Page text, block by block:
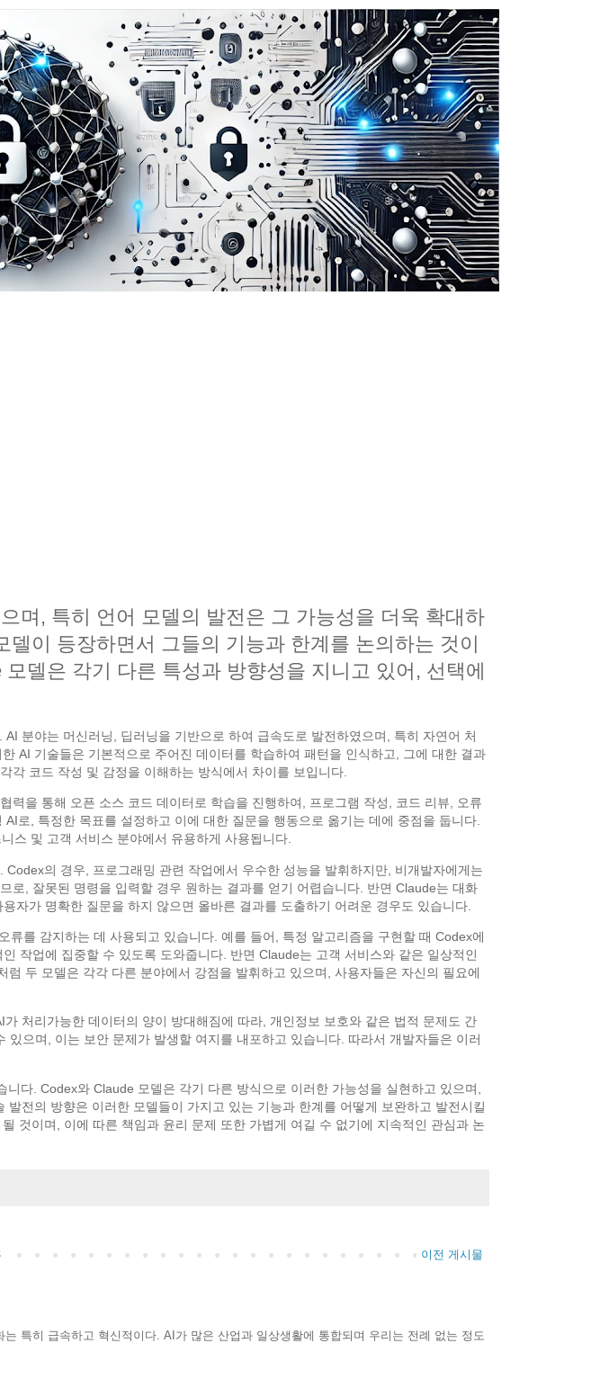
며, 특히 언어 모델의 발전은 그 가능성을 더욱 확대하
이 등장하면서 그들의 기능과 한계를 논의하는 것이
델은 각기 다른 특성과 방향성을 지니고 있어, 선택에
분야는 머신러닝, 딥러닝을 기반으로 하여 급속도로 발전하였으며, 특히 자연어 처
AI 기술들은 기본적으로 주어진 데이터를 학습하여 패턴을 인식하고, 그에 대한 결과
코드 작성 및 감정을 이해하는 방식에서 차이를 보입니다.
을 통해 오픈 소스 코드 데이터로 학습을 진행하여, 프로그램 작성, 코드 리뷰, 오류
로, 특정한 목표를 설정하고 이에 대한 질문을 행동으로 옮기는 데에 중점을 둡니다.
스 및 고객 서비스 분야에서 유용하게 사용됩니다.
의 경우, 프로그래밍 관련 작업에서 우수한 성능을 발휘하지만, 비개발자에게는
, 잘못된 명령을 입력할 경우 원하는 결과를 얻기 어렵습니다. 반면 Claude는 대화
자가 명확한 질문을 하지 않으면 올바른 결과를 도출하기 어려운 경우도 있습니다.
를 감지하는 데 사용되고 있습니다. 예를 들어, 특정 알고리즘을 구현할 때 Codex에
작업에 집중할 수 있도록 도와줍니다. 반면 Claude는 고객 서비스와 같은 일상적인
두 모델은 각각 다른 분야에서 강점을 발휘하고 있으며, 사용자들은 자신의 필요에
처리가능한 데이터의 양이 방대해짐에 따라, 개인정보 보호와 같은 법적 문제도 간
으며, 이는 보안 문제가 발생할 여지를 내포하고 있습니다. 따라서 개발자들은 이러
다. Codex와 Claude 모델은 각기 다른 방식으로 이러한 가능성을 실현하고 있으며,
전의 방향은 이러한 모델들이 가지고 있는 기능과 한계를 어떻게 보완하고 발전시킬
것이며, 이에 따른 책임과 윤리 문제 또한 가볍게 여길 수 없기에 지속적인 관심과 논
이전 게시물
특히 급속하고 혁신적이다. AI가 많은 산업과 일상생활에 통합되며 우리는 전례 없는 정도